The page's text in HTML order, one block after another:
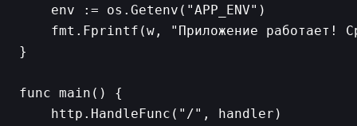
    env := os.Getenv("APP_ENV")
fmt.Fprintf(w, "Приложение работает!
}
func main() {
    http.HandleFunc("/", handler)